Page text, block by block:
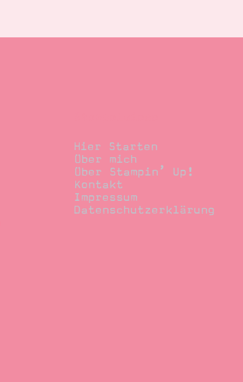
Hier Starten
Über mich
Über Stampin’ Up!
Kontakt
Impressum
Datenschutzerklärung